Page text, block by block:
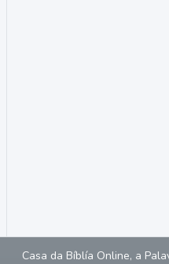
Casa da Bíblía Online, a